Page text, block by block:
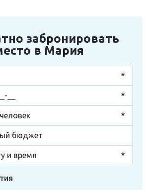
забронировать
в Мария